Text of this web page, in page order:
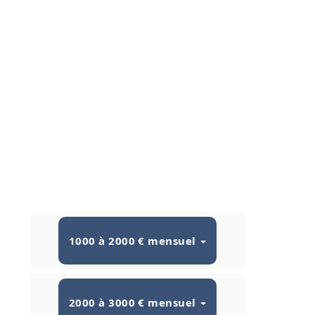
1000 à 2000 € mensuel
2000 à 3000 € mensuel